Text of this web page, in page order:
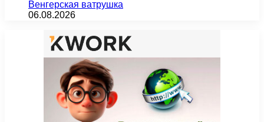
Венгерская ватрушка
06.08.2026